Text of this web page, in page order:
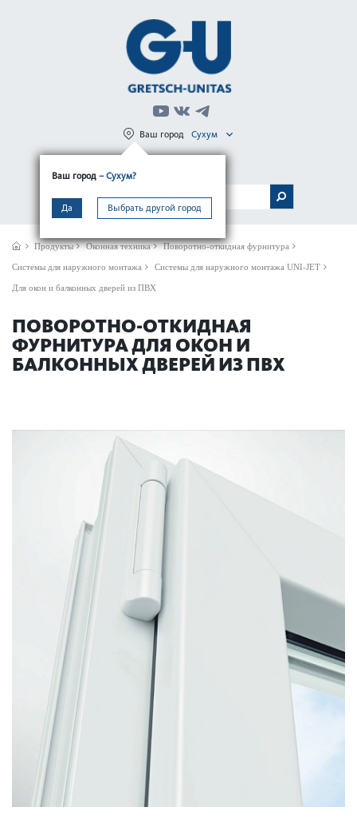
Ваш город – Сухум?
Да Выбрать другой город
Ваш город Сухум
МЕНЮ
Продукты Оконная техника Поворотно-откидная фурнитура
Системы для наружного монтажа Системы для наружного монтажа UNI-JET
Для окон и балконных дверей из ПВХ
ПОВОРОТНО-ОТКИДНАЯ
ФУРНИТУРА ДЛЯ ОКОН И
БАЛКОННЫХ ДВЕРЕЙ ИЗ ПВХ